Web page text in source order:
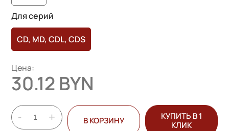
Для серий
CD, MD, CDL, CDS
Цена:
30.12 BYN
- + В КОРЗИНУ
КУПИТЬ В 1
КЛИК